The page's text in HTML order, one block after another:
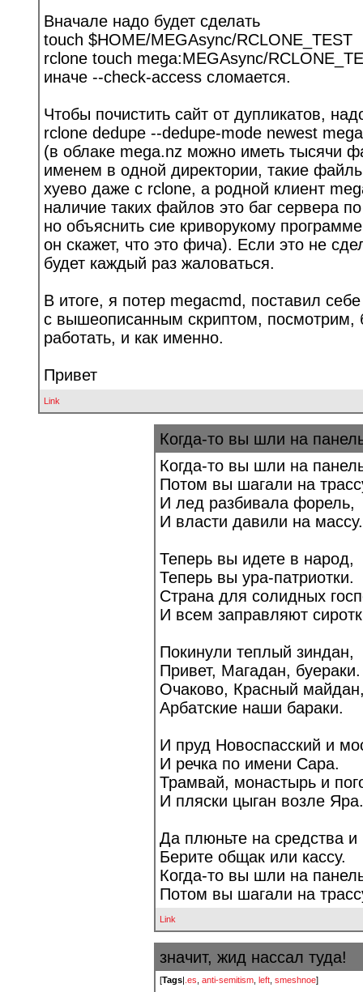
Вначале надо будет сделать
touch $HOME/MEGAsync/RCLONE_TEST
rclone touch mega:MEGAsync/
иначе --check-access сломается.
Чтобы почистить сайт от дупликатов,
rclone dedupe --dedupe-mode newest
(в облаке mega.nz можно иметь тысячи
именем в одной директории, такие
хуево даже с rclone, а родной клиент
наличие таких файлов это баг сервера
но объяснить сие криворукому
он скажет, что это фича). Если это не
будет каждый раз жаловаться.
В итоге, я потер megacmd, поставил
с вышеописанным скриптом, посмотрим,
работать, и как именно.
Привет
Link
Когда-то вы шли на
Когда-то вы шли на
Потом вы шагали на
И лед разбивала форель,
И власти давили на массу.
Теперь вы идете в народ,
Теперь вы ура-патриотки.
Страна для солидных
И всем заправляют
Покинули теплый зиндан,
Привет, Магадан, буераки.
Очаково, Красный
Арбатские наши бараки.
И пруд Новоспасский и
И речка по имени Сара.
Трамвай, монастырь и
И пляски цыган возле Яра.
Да плюньте на средства и
Берите общак или кассу.
Когда-то вы шли на
Потом вы шагали на
Link
значит, жид нассал туда!
[Tags .es anti-semitism left smeshnoe]